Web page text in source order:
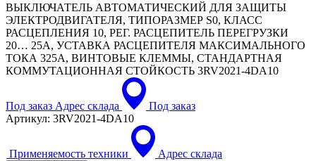
ВЫКЛЮЧАТЕЛЬ АВТОМАТИЧЕСКИЙ ДЛЯ ЗАЩИТЫ
ЭЛЕКТРОДВИГАТЕЛЯ, ТИПОРАЗМЕР S0, КЛАСС
РАСЦЕПЛЕНИЯ 10, РЕГ. РАСЦЕПИТЕЛЬ ПЕРЕГРУЗКИ
20… 25A, УСТАВКА РАСЦЕПИТЕЛЯ МАКСИМАЛЬНОГО
ТОКА 325A, ВИНТОВЫЕ КЛЕММЫ, СТАНДАРТНАЯ
КОММУТАЦИОННАЯ СТОЙКОСТЬ 3RV2021-4DA10
Под заказ Адрес склада
Под заказ
Артикул: 3RV2021-4DA10
Применяемость техники Адрес склада